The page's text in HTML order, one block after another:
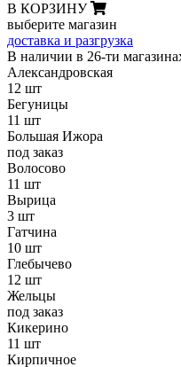
В КОРЗИНУ
выберите магазин
доставка и разгрузка
В наличии в 26-ти
Александровская
12 шт
Бегуницы
11 шт
Большая Ижора
под заказ
Волосово
11 шт
Вырица
3 шт
Гатчина
10 шт
Глебычево
12 шт
Жельцы
под заказ
Кикерино
11 шт
Кирпичное